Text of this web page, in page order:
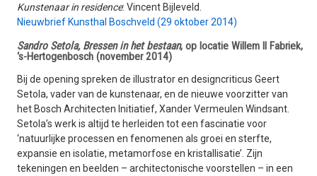
Kunstenaar in residence: Vincent Bijleveld.
Nieuwbrief Kunsthal Boschveld (29 oktober 2014)
Sandro Setola, Bressen in het bestaan, op locatie Willem II Fabriek,
‘s-Hertogenbosch (november 2014)
Bij de opening spreken de illustrator en designcriticus Geert
Setola, vader van de kunstenaar, en de nieuwe voorzitter van
het Bosch Architecten Initiatief, Xander Vermeulen Windsant.
Setola’s werk is altijd te herleiden tot een fascinatie voor
‘natuurlijke processen en fenomenen als groei en sterfte,
expansie en isolatie, metamorfose en kristallisatie’. Zijn
tekeningen en beelden – architectonische voorstellen – in een